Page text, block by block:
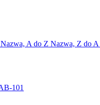
Nazwa, A do Z Nazwa, Z do A